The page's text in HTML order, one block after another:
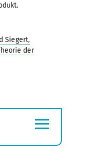
Siegert,
der
≡